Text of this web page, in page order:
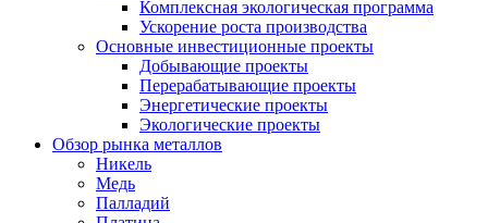
Комплексная экологическая программа
Ускорение роста производства
Основные инвестиционные проекты
Добывающие проекты
Перерабатывающие проекты
Энергетические проекты
Экологические проекты
Обзор рынка металлов
Никель
Медь
Палладий